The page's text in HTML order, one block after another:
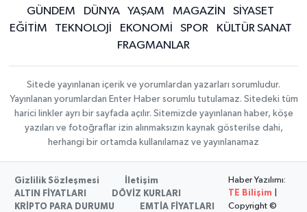
GÜNDEM DÜNYA YAŞAM MAGAZİN
SİYASET
EĞİTİM
TEKNOLOJİ EKONOMİ SPOR
KÜLTÜR SANAT
FRAGMANLAR
Sitede yayınlanan içerik ve yorumlardan yazarları sorumludur.
Yayınlanan yorumlardan Enter Haber sorumlu tutulamaz. Sitedeki tüm
harici linkler ayrı bir sayfada açılır. Sitemizde yayınlanan haber, köşe
yazıları ve fotoğraflar izin alınmaksızın kaynak gösterilse dahi,
herhangi bir ortamda kullanılamaz ve yayınlanamaz
Gizlilik Sözleşmesi
İletişim
ALTIN FİYATLARI
DÖVİZ KURLARI
KRİPTO PARA DURUMU
EMTİA FİYATLARI
Haber Yazılımı:
TE Bilişim
Copyright ©